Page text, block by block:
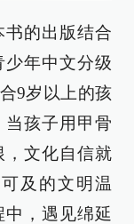
的出版结合
年中文分级
9岁以上的孩
孩子用甲骨
，文化自信就
及的文明温
，遇见绵延